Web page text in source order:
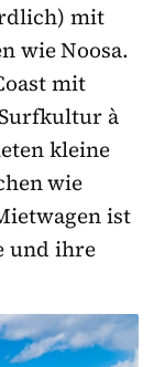
mit
wie Noosa.
mit
à
kleine
wie
ist
und ihre